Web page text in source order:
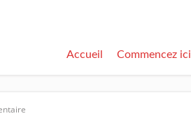
Accueil Commencez ici